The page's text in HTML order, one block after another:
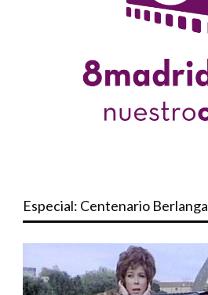
Especial: Centenario Berlanga